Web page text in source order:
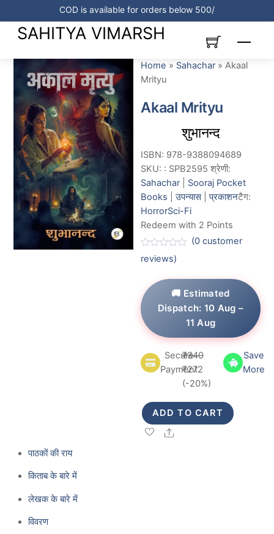
to
content
COD is available for orders below 500/
Menu
SAHITYA VIMARSH
Link Home » Sahachar»Akaal
Mrityu
Akaal Mrityu
शुभानन्द
ISBN: 978-9388094689
SKU: : SPB2595 श्रेणी:
Sahachar
Sooraj Pocket
Books |उपन्यास|प्रकाशनटैग:
HorrorSci-Fi
Redeem with 2 Points
a
0
o
u
t
(0 customer
reviews)
🚚 Estimated
Dispatch: 10 Aug –
11 Aug
Secure
Payment
₹340
Original
price
₹340.
₹272Current
price
₹272.
(-20%)
Save
More
ADD TO CART
Share
पाठकों की राय
किताब के बारे में
लेखक के बारे में
विवरण